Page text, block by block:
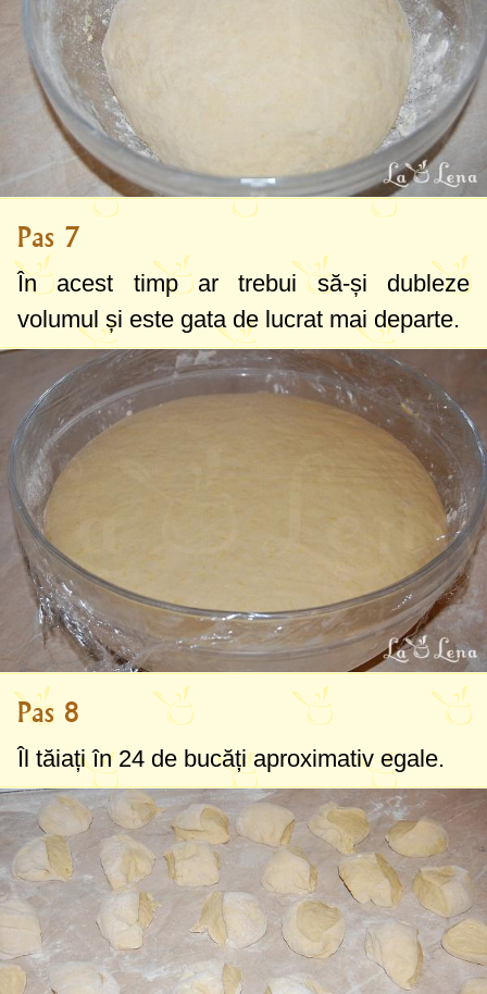
Pas 7
În acest timp ar trebui să-și dubleze
volumul și este gata de lucrat mai departe.
Pas 8
Îl tăiați în 24 de bucăți aproximativ egale.